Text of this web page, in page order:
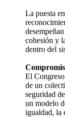
La puesta
cohesión y
dentro del
El
de un
seguridad
un modelo
igualdad, la